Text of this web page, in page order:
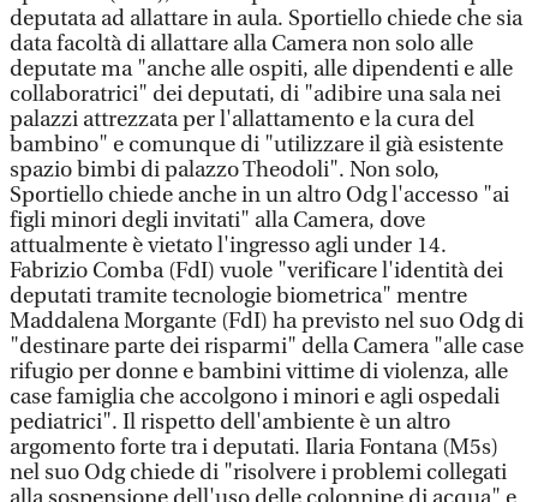
deputata ad allattare in aula. Sportiello chiede che sia
data facoltà di allattare alla Camera non solo alle
deputate ma "anche alle ospiti, alle dipendenti e alle
collaboratrici" dei deputati, di "adibire una sala nei
palazzi attrezzata per l'allattamento e la cura del
bambino" e comunque di "utilizzare il già esistente
spazio bimbi di palazzo Theodoli". Non solo,
Sportiello chiede anche in un altro Odg l'accesso "ai
figli minori degli invitati" alla Camera, dove
attualmente è vietato l'ingresso agli under 14.
Fabrizio Comba (FdI) vuole "verificare l'identità dei
deputati tramite tecnologie biometrica" mentre
Maddalena Morgante (FdI) ha previsto nel suo Odg di
"destinare parte dei risparmi" della Camera "alle case
rifugio per donne e bambini vittime di violenza, alle
case famiglia che accolgono i minori e agli ospedali
pediatrici". Il rispetto dell'ambiente è un altro
argomento forte tra i deputati. Ilaria Fontana (M5s)
nel suo Odg chiede di "risolvere i problemi collegati